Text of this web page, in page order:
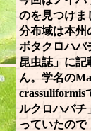
のを見つけま
分布域は本州
ボタクロハバ
昆虫誌」に記
ん。学名の
crassuliformis
ルクロハバチ
っていたので